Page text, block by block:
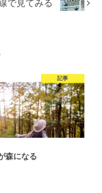
で見てみる
記事
森になる